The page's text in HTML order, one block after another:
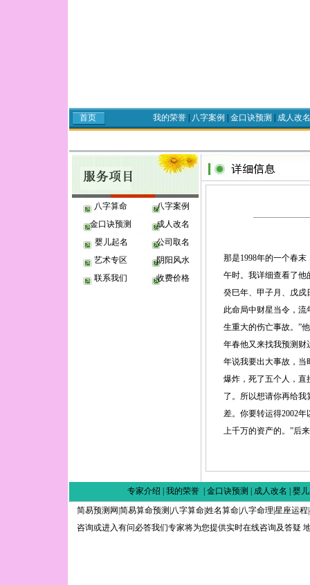
首页 我的荣誉| 八字案例 金口诀预测 成人改
八字算命
八字案例
金口诀预测
成人改名
婴儿起名
公司取名
艺术专区
阴阳风水
联系我们
收费价格
那是1998年的一个春
午时。我详细查看了他
癸巳年、甲子月、戊戍
此命局中财星当令，
生重大的伤亡事故。”
年春他又来找我预测财
年说我要出大事故，当
爆炸，死了五个人，直
了。所以想请你再给我
差。你要转运得2002
上千万的资产的。”后
专家介绍 我的荣誉 金口诀预测 成人改名
婴
简易预测网|简易算命预测|八字算命|姓名算命|八字命理|星座运程
咨询或进入有问必答我们专家将为您提供实时在线咨询及答疑